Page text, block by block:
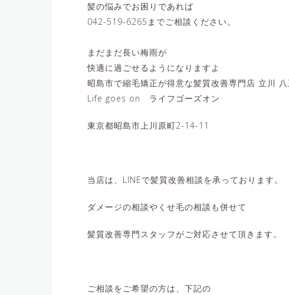
髪の悩みでお困りであれば
042-519-6265までご相談ください。
まだまだ長い梅雨が
快適に過ごせるようになりますよ
昭島市で縮毛矯正が得意な髪質改善専門店 立川
Life goes on ライフゴーズオン
東京都昭島市上川原町2-14-11
当店は、LINEで髪質改善相談を承っております。
ダメージの相談やくせ毛の相談も併せて
髪質改善専門スタッフがご対応させて頂きます。
ご相談をご希望の方は、下記の